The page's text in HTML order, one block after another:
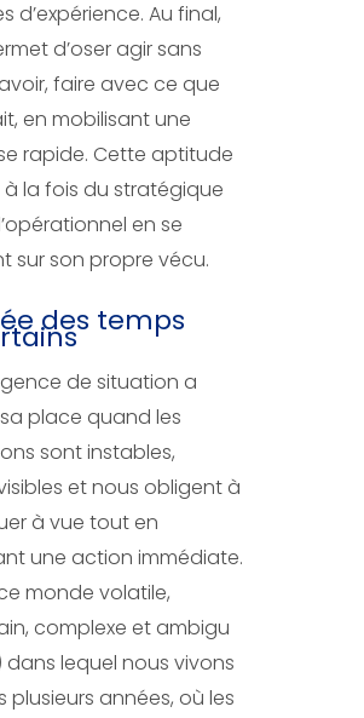
d’expérience. Au final,
d’oser agir sans
faire avec ce que
en mobilisant une
rapide. Cette aptitude
à la fois du stratégique
en se
sur son propre vécu.
des temps
de situation a
place quand les
sont instables,
et nous obligent à
à vue tout en
une action immédiate.
monde volatile,
complexe et ambigu
dans lequel nous vivons
plusieurs années, où les